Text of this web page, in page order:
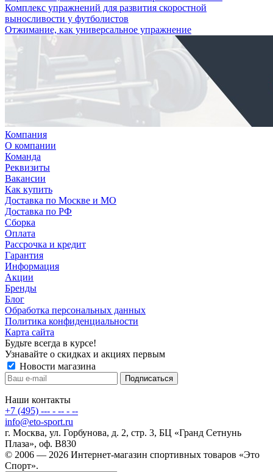
Комплекс упражнений для развития скоростной
выносливости у футболистов
Отжимание, как универсальное упражнение
Компания
О компании
Команда
Реквизиты
Вакансии
Как купить
Доставка по Москве и МО
Доставка по РФ
Сборка
Оплата
Рассрочка и кредит
Гарантия
Информация
Акции
Бренды
Блог
Обработка персональных данных
Политика конфиденциальности
Карта сайта
Будьте всегда в курсе!
Узнавайте о скидках и акциях первым
Новости магазина
Наши контакты
+7 (495) --- - -- - --
info@eto-sport.ru
г. Москва, ул. Горбунова, д. 2, стр. 3, БЦ «Гранд Сетнунь
Плаза», оф. В830
© 2006 — 2026 Интернет-магазин спортивных товаров «Это
Спорт».